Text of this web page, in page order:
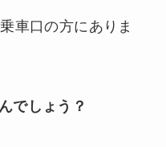
車口の方にありま
でしょう？